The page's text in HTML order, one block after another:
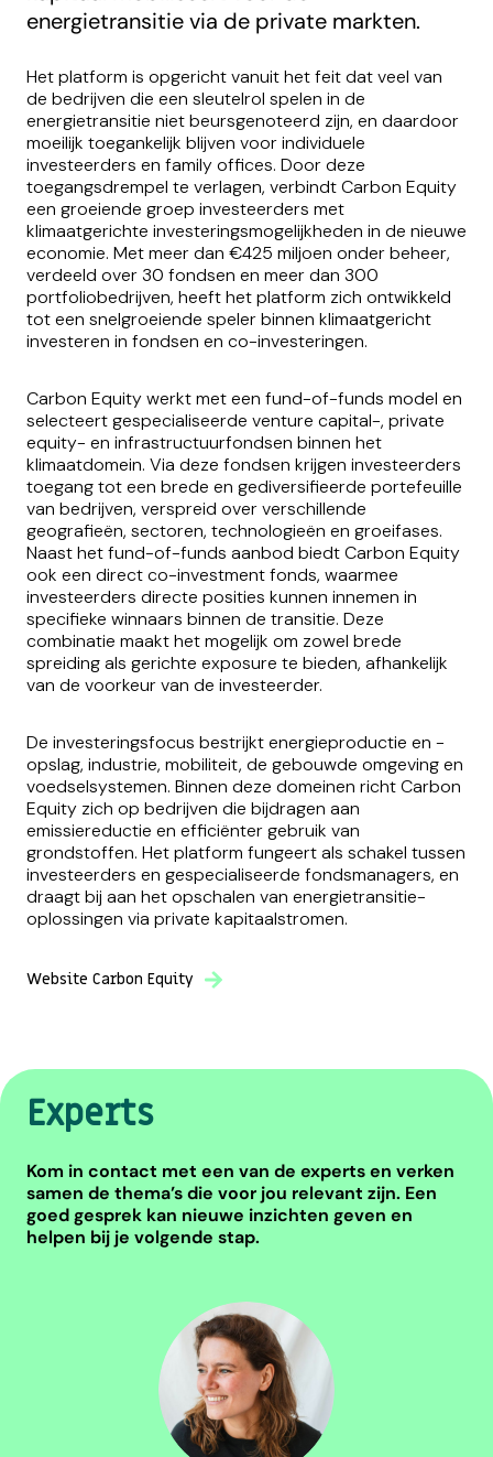
energietransitie via de private markten.
Het platform is opgericht vanuit het feit dat veel van
de bedrijven die een sleutelrol spelen in de
energietransitie niet beursgenoteerd zijn, en daardoor
moeilijk toegankelijk blijven voor individuele
investeerders en family offices. Door deze
toegangsdrempel te verlagen, verbindt Carbon Equity
een groeiende groep investeerders met
klimaatgerichte investeringsmogelijkheden in de nieuwe
economie. Met meer dan €425 miljoen onder beheer,
verdeeld over 30 fondsen en meer dan 300
portfoliobedrijven, heeft het platform zich ontwikkeld
tot een snelgroeiende speler binnen klimaatgericht
investeren in fondsen en co-investeringen.
Carbon Equity werkt met een fund-of-funds model en
selecteert gespecialiseerde venture capital-, private
equity- en infrastructuurfondsen binnen het
klimaatdomein. Via deze fondsen krijgen investeerders
toegang tot een brede en gediversifieerde portefeuille
van bedrijven, verspreid over verschillende
geografieën, sectoren, technologieën en groeifases.
Naast het fund-of-funds aanbod biedt Carbon Equity
ook een direct co-investment fonds, waarmee
investeerders directe posities kunnen innemen in
specifieke winnaars binnen de transitie. Deze
combinatie maakt het mogelijk om zowel brede
spreiding als gerichte exposure te bieden, afhankelijk
van de voorkeur van de investeerder.
De investeringsfocus bestrijkt energieproductie en -
opslag, industrie, mobiliteit, de gebouwde omgeving en
voedselsystemen. Binnen deze domeinen richt Carbon
Equity zich op bedrijven die bijdragen aan
emissiereductie en efficiënter gebruik van
grondstoffen. Het platform fungeert als schakel tussen
investeerders en gespecialiseerde fondsmanagers, en
draagt bij aan het opschalen van energietransitie-
oplossingen via private kapitaalstromen.
Website Carbon Equity
Experts
Kom in contact met een van de experts en verken
samen de thema’s die voor jou relevant zijn. Een
goed gesprek kan nieuwe inzichten geven en
helpen bij je volgende stap.